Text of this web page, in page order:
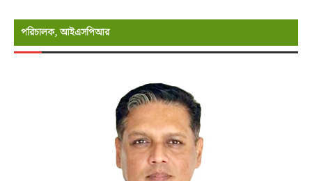
পরিচালক, আইএসপিআর